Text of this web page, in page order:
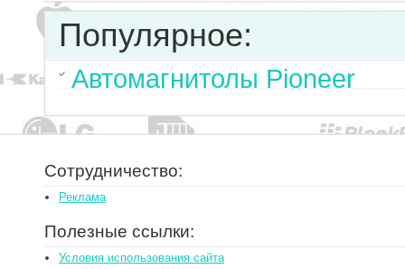
Популярное:
Автомагнитолы Pioneer
Сотрудничество:
Реклама
Полезные ссылки:
Условия использования сайта